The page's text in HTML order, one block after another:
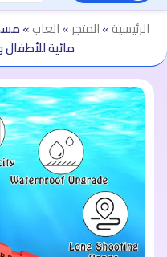
الرئيسية»المتجر»العاب»
مائية للأطفال